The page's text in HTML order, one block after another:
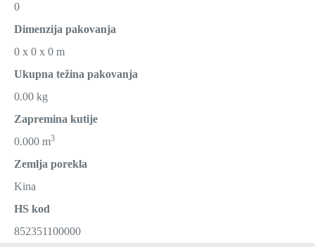
0
Dimenzija pakovanja
0 x 0 x 0 m
Ukupna težina pakovanja
0.00 kg
Zapremina kutije
0.000 m3
Zemlja porekla
Kina
HS kod
852351100000